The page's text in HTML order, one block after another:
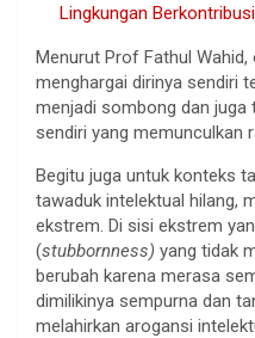
Lingkungan
Menurut Prof Fathul
menghargai dirinya sendiri
menjadi sombong dan juga
sendiri yang memunculkan
Begitu juga untuk konteks
tawaduk intelektual hilang,
ekstrem. Di sisi ekstrem
(stubbornness) yang tidak
berubah karena merasa
dimilikinya sempurna dan
melahirkan arogansi